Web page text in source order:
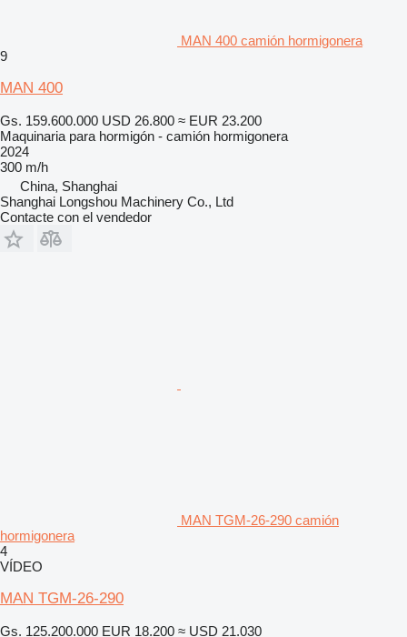
MAN 400 camión hormigonera
9
MAN 400
Gs. 159.600.000 USD 26.800 ≈ EUR 23.200
Maquinaria para hormigón - camión hormigonera
2024
300 m/h
China, Shanghai
Shanghai Longshou Machinery Co., Ltd
Contacte con el vendedor
MAN TGM-26-290 camión
hormigonera
4
VÍDEO
MAN TGM-26-290
Gs. 125.200.000 EUR 18.200 ≈ USD 21.030